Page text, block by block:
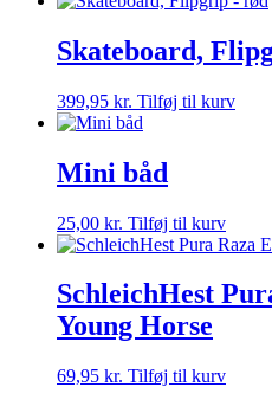
Skateboard,
399,95 kr. Tilføj til kurv
Mini båd
25,00 kr. Tilføj til kurv
SchleichHest
Young Horse
69,95 kr. Tilføj til kurv